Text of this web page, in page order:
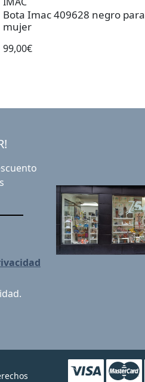
Bota Imac 409628 negro para
mujer
99,00€